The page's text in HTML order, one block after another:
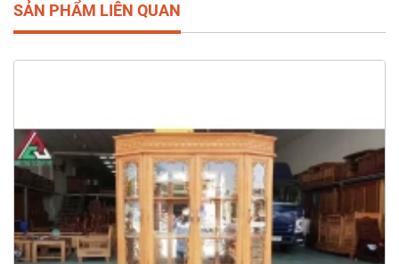
SẢN PHẨM LIÊN QUAN